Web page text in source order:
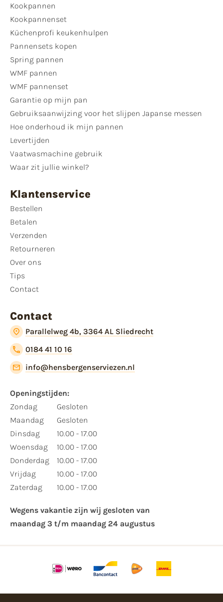
Kookpannen
Kookpannenset
Küchenprofi keukenhulpen
Pannensets kopen
Spring pannen
WMF pannen
WMF pannenset
Garantie op mijn pan
Gebruiksaanwijzing voor het slijpen Japanse messen
Hoe onderhoud ik mijn pannen
Levertijden
Vaatwasmachine gebruik
Waar zit jullie winkel?
Klantenservice
Bestellen
Betalen
Verzenden
Retourneren
Over ons
Tips
Contact
Contact
Parallelweg 4b, 3364 AL Sliedrecht
0184 41 10 16
info@hensbergenserviezen.nl
Openingstijden:​
​Zondag
Maandag
Dinsdag
Woensdag
Donderdag
Vrijdag
Zaterdag
Gesloten
Gesloten
10.00 - 17.00
10.00 - 17.00
10.00 - 17.00
10.00 - 17.00
10.00 - 17.00
Wegens vakantie zijn wij gesloten van ​
maandag 3 t/m maandag 24 augustus